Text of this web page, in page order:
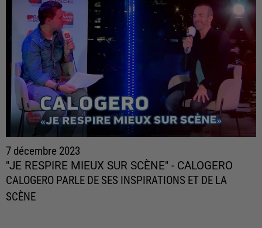
7 décembre 2023
"JE RESPIRE MIEUX SUR SCÈNE" - CALOGERO
CALOGERO PARLE DE SES INSPIRATIONS ET DE LA
SCÈNE